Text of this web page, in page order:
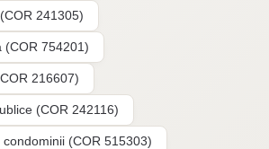
241305)
(COR 754201)
216607)
(COR 242116)
(COR 515303)